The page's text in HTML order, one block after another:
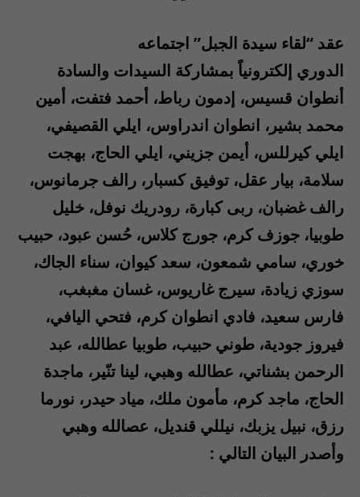
عقد “لقاء سيدة الجبل” اجتماعه
الدوري إلكترونياً بمشاركة السيدات والسادة
أنطوان قسيس، إدمون رباط، أحمد فتفت، أمين
محمد بشير، انطوان اندراوس، ايلي القصيفي،
ايلي كيرللس، أيمن جزيني، ايلي الحاج، بهجت
سلامة، بيار عقل، توفيق كسبار، رالف جرمانوس،
رالف غضبان، ربى كبارة، رودريك نوفل، خليل
طوبيا، جوزف كرم، جورج كلاس، حُسن عبود، حبيب
خوري، سامي شمعون، سعد كيوان، سناء الجاك،
سوزي زيادة، سيرج غاريوس، غسان مغبغب،
فارس سعيد، فادي انطوان كرم، فتحي اليافي،
فيروز جودية، طوني حبيب، طوبيا عطالله، عبد
الرحمن بشناتي، عطالله وهبي، لينا تنّير، ماجدة
الحاج، ماجد كرم، مأمون ملك، مياد حيدر، نورما
رزق، نبيل يزبك، نيللي قنديل، عصالله وهبي
وأصدر البيان التالي :